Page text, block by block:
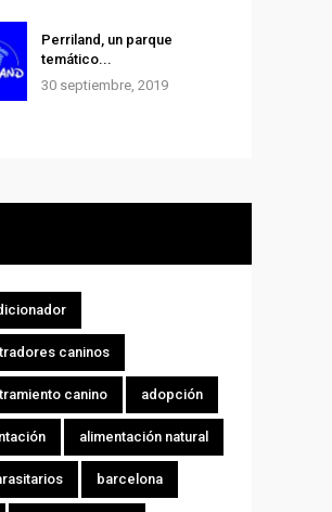
Perriland, un parque
temático...
30 septiembre, 2019
caninos
canino adopción
alimentación natural
barcelona